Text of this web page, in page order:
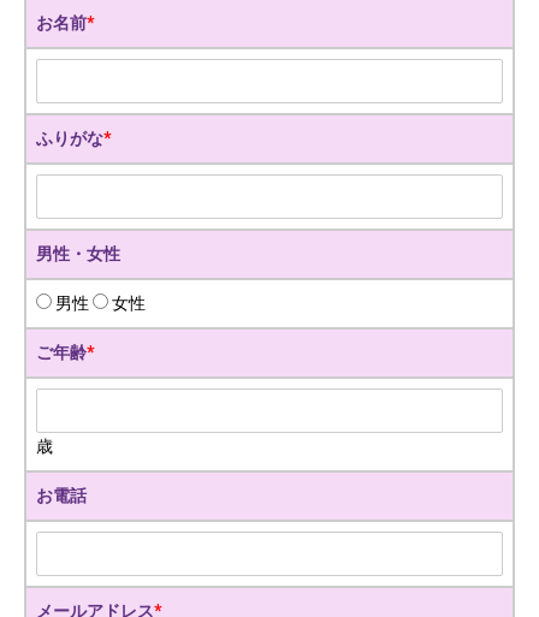
お名前*
ふりがな*
男性・女性
男性 女性
ご年齢*
歳
お電話
メールアドレス*